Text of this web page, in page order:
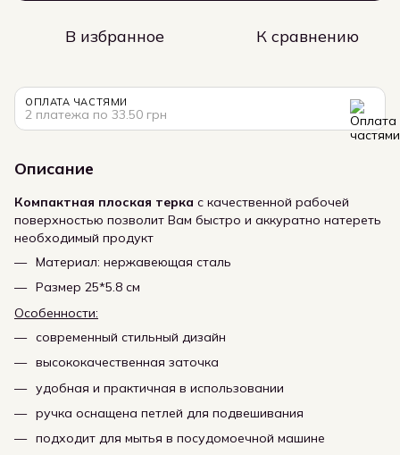
В избранное К сравнению
ОПЛАТА ЧАСТЯМИ
2 платежа по 33.50 грн
Описание
Компактная плоская терка с качественной рабочей
поверхностью позволит Вам быстро и аккуратно натереть
необходимый продукт
Материал: нержавеющая сталь
Размер 25*5.8 см
Особенности:
современный стильный дизайн
высококачественная заточка
удобная и практичная в использовании
ручка оснащена петлей для подвешивания
подходит для мытья в посудомоечной машине